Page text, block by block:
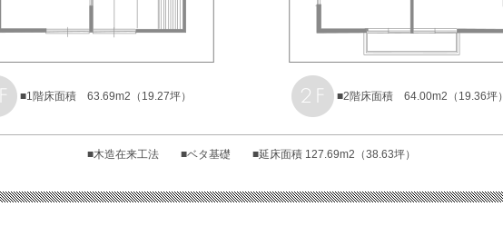
■1階床面積 63.69m2（19.27坪） ■2階床面積 64.00m2（19.36坪）
■木造在来工法 ■ベタ基礎 ■延床面積 127.69m2（38.63坪）